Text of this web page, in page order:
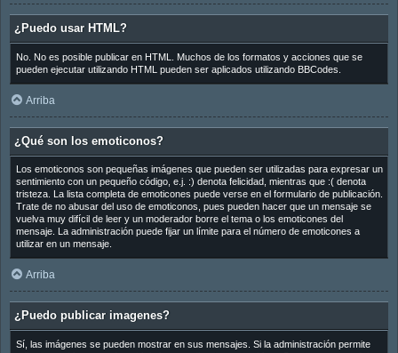
¿Puedo usar HTML?
No. No es posible publicar en HTML. Muchos de los formatos y acciones que se
pueden ejecutar utilizando HTML pueden ser aplicados utilizando BBCodes.
Arriba
¿Qué son los emoticonos?
Los emoticonos son pequeñas imágenes que pueden ser utilizadas para expresar un
sentimiento con un pequeño código, e.j. :) denota felicidad, mientras que :( denota
tristeza. La lista completa de emoticones puede verse en el formulario de publicación.
Trate de no abusar del uso de emoticonos, pues pueden hacer que un mensaje se
vuelva muy difícil de leer y un moderador borre el tema o los emoticones del
mensaje. La administración puede fijar un límite para el número de emoticones a
utilizar en un mensaje.
Arriba
¿Puedo publicar imagenes?
Sí, las imágenes se pueden mostrar en sus mensajes. Si la administración permite